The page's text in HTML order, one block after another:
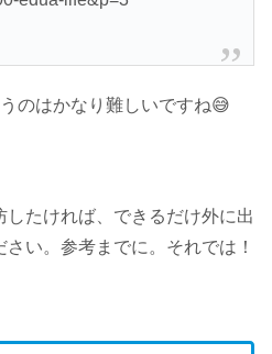
のはかなり難しいですね😅
したければ、できるだけ外に出
い。参考までに。それでは！